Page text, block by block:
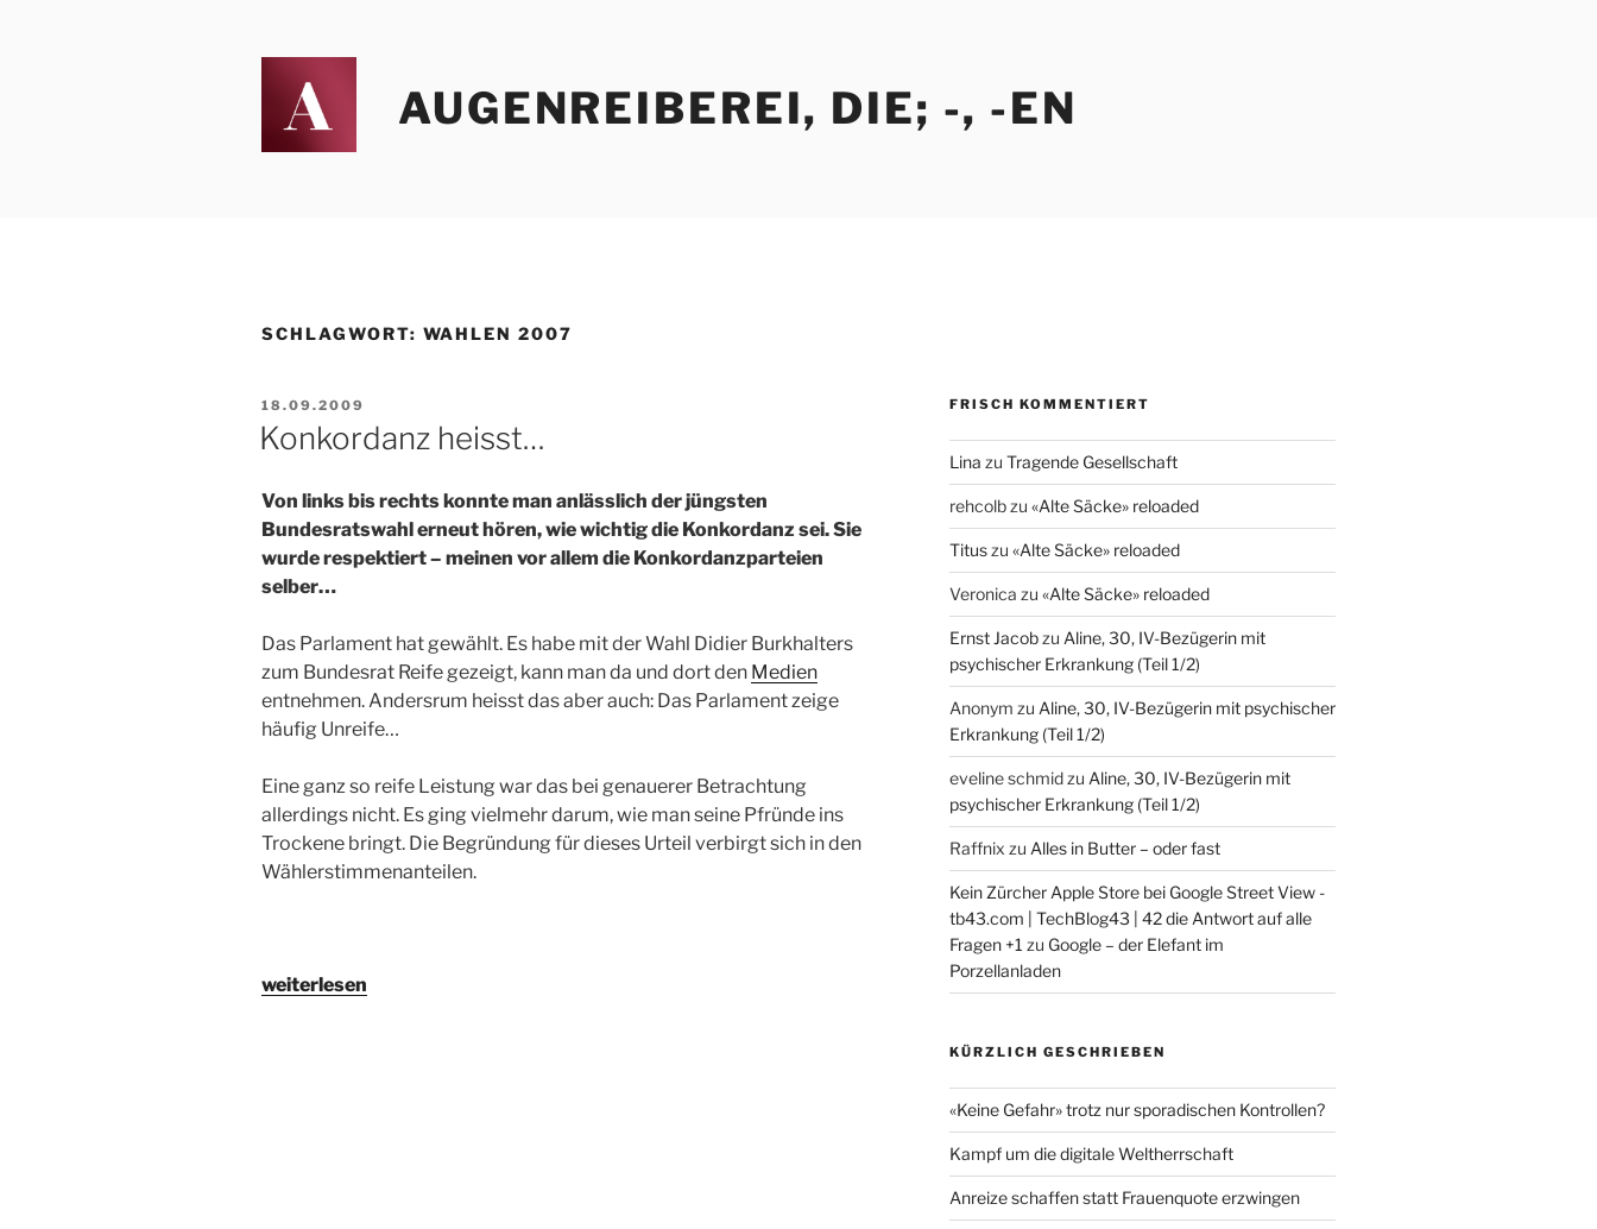
AUGENREIBEREI, DIE; -, -EN
SCHLAGWORT: WAHLEN 2007
VERÖFFENTLICHT
AM
18.09.2009
Konkordanz heisst…
Von links bis rechts konnte man anlässlich der jüngsten
Bundesratswahl erneut hören, wie wichtig die Konkordanz sei. Sie
wurde respektiert – meinen vor allem die Konkordanzparteien
selber…
Das Parlament hat gewählt. Es habe mit der Wahl Didier Burkhalters
zum Bundesrat Reife gezeigt, kann man da und dort den Medien
entnehmen. Andersrum heisst das aber auch: Das Parlament zeige
häufig Unreife…
Eine ganz so reife Leistung war das bei genauerer Betrachtung
allerdings nicht. Es ging vielmehr darum, wie man seine Pfründe ins
Trockene bringt. Die Begründung für dieses Urteil verbirgt sich in den
Wählerstimmenanteilen.
„Konkordanz
weiterlesen
FRISCH KOMMENTIERT
Lina zu Tragende Gesellschaft
rehcolbzu «Alte Säcke» reloaded
Tituszu «Alte Säcke» reloaded
Veronica zu «Alte Säcke» reloaded
Ernst Jacobzu Aline, 30, IV-Bezügerin mit
psychischer Erkrankung (Teil 1/2)
Anonym zu Aline, 30, IV-Bezügerin mit psychischer
Erkrankung (Teil 1/2)
eveline schmidzu Aline, 30, IV-Bezügerin mit
psychischer Erkrankung (Teil 1/2)
Raffnix zu Alles in Butter – oder fast
Kein Zürcher Apple Store bei Google Street View -
tb43.com | TechBlog43 | 42 die Antwort auf alle
Fragen +1 zu Google – der Elefant im
Porzellanladen
KÜRZLICH GESCHRIEBEN
«Keine Gefahr» trotz nur sporadischen Kontrollen?
Kampf um die digitale Weltherrschaft
Anreize schaffen statt Frauenquote erzwingen